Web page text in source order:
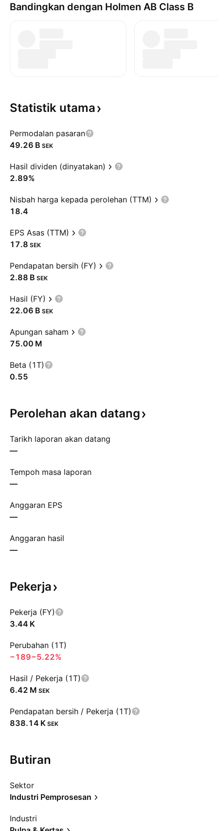
Bandingkan dengan Holmen AB Class B
Statistik utama
Permodalan pasaran
‪49.26 B‬ SEK
Hasil dividen (dinyatakan)
2.89%
Nisbah harga kepada perolehan (TTM)
18.4
EPS Asas (TTM)
17.8 SEK
Pendapatan bersih (FY)
‪2.88 B‬ SEK
Hasil (FY)
‪22.06 B‬ SEK
Apungan saham
‪75.00 M‬
Beta (1T)
0.55
Perolehan akan datang
Tarikh laporan akan datang
—
Tempoh masa laporan
—
Anggaran EPS
—
Anggaran hasil
—
Pekerja
Pekerja (FY)
‪3.44 K‬
Perubahan (1T)
−189−5.22%
Hasil / Pekerja (1T)
‪6.42 M‬ SEK
Pendapatan bersih / Pekerja (1T)
‪838.14 K‬ SEK
Butiran
Sektor
Industri Pemprosesan
Industri